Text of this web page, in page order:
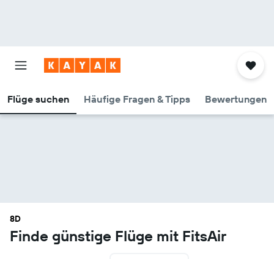
Flüge suchen Häufige Fragen & Tipps Bewertungen
8D
Finde günstige Flüge mit FitsAir